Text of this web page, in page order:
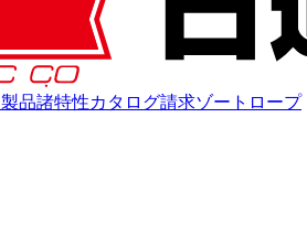
製品諸特性カタログ請求ゾートロープ